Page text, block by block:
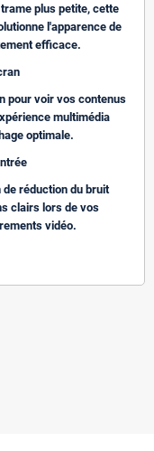
plus petite, cette
l'apparence de
efficace.
pour voir vos contenus
multimédia
optimale.
réduction du bruit
clairs lors de vos
vidéo.